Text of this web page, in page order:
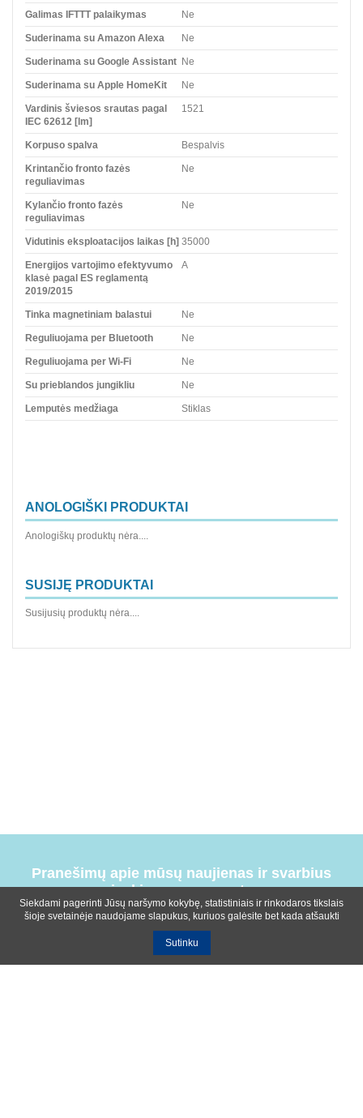
Galimas IFTTT palaikymas Ne
Suderinama su Amazon Alexa Ne
Suderinama su Google Assistant Ne
Suderinama su Apple HomeKit Ne
Vardinis šviesos srautas pagal
IEC 62612 [lm]
1521
Korpuso spalva Bespalvis
Krintančio fronto fazės
reguliavimas
Ne
Kylančio fronto fazės
reguliavimas
Ne
Vidutinis eksploatacijos laikas [h] 35000
Energijos vartojimo efektyvumo
klasė pagal ES reglamentą
2019/2015
A
Tinka magnetiniam balastui Ne
Reguliuojama per Bluetooth Ne
Reguliuojama per Wi-Fi Ne
Su prieblandos jungikliu Ne
Lemputės medžiaga Stiklas
ANOLOGIŠKI PRODUKTAI
Anologiškų produktų nėra....
SUSIJĘ PRODUKTAI
Susijusių produktų nėra....
Pranešimų apie mūsų naujienas ir svarbius
įvykius prenumerata
Siekdami pagerinti Jūsų naršymo kokybę, statistiniais ir rinkodaros tikslais
šioje svetainėje naudojame slapukus, kuriuos galėsite bet kada atšaukti
Sutinku